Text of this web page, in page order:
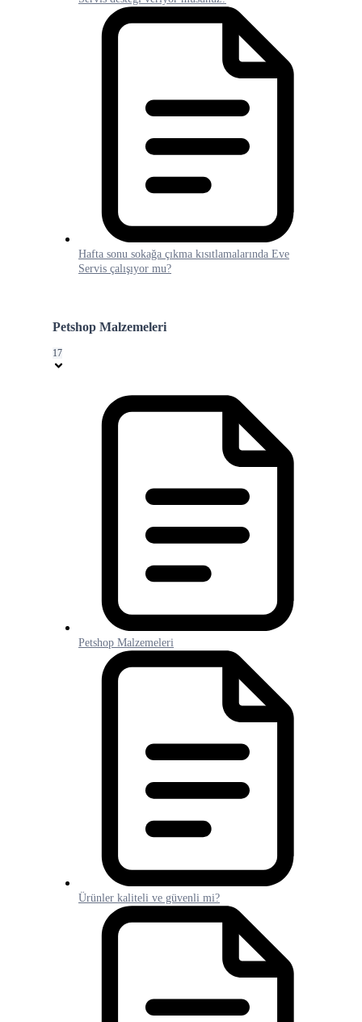
Hafta sonu sokağa çıkma kısıtlamalarında Eve
Servis çalışıyor mu?
Petshop Malzemeleri
17
Petshop Malzemeleri
Ürünler kaliteli ve güvenli mi?